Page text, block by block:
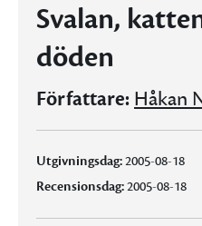
Svalan,
döden
Författare: Håkan
Utgivningsdag:2005-08-18
Recensionsdag:2005-08-18